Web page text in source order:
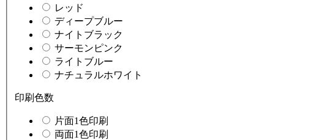
レッド
ディープブルー
ナイトブラック
サーモンピンク
ライトブルー
ナチュラルホワイト
印刷色数
片面1色印刷
両面1色印刷